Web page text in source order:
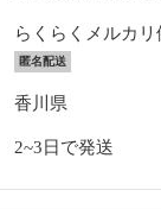
らくらくメルカリ
匿名配送
香川県
2~3日で発送